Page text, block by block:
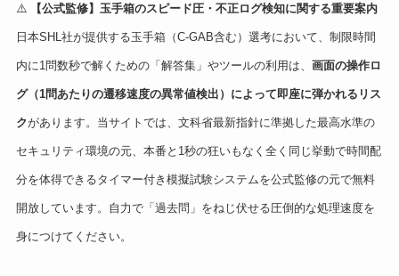
⚠️ 【公式監修】玉手箱のスピード圧・不正ログ検知に関する重要案内
日本SHL社が提供する玉手箱（C-GAB含む）選考において、制限時間
内に1問数秒で解くための「解答集」やツールの利用は、 画面の操作ロ
グ（1問あたりの遷移速度の異常値検出）によって即座に弾かれるリス
クがあります。当サイトでは、文科省最新指針に準拠した最高水準の
セキュリティ環境の元、本番と1秒の狂いもなく全く同じ挙動で時間配
分を体得できるタイマー付き模擬試験システムを公式監修の元で無料
開放しています。自力で「過去問」をねじ伏せる圧倒的な処理速度を
身につけてください。